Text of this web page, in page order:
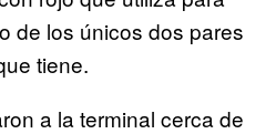
de los únicos dos pares
tiene.
a la terminal cerca de